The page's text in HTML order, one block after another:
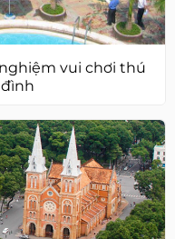
vui chơi thú